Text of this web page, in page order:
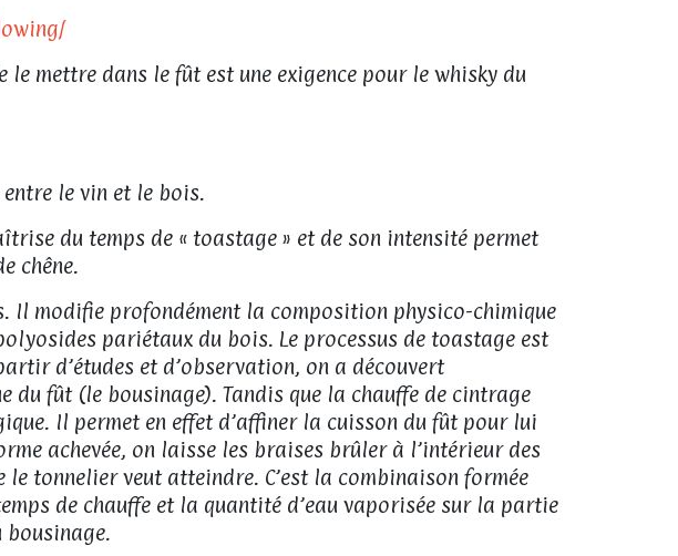
mettre dans le fût est une exigence pour le whisky du
le vin et le bois.
du temps de « toastage » et de son intensité permet
chêne.
Il modifie profondément la composition physico-chimique
pariétaux du bois. Le processus de toastage est
d’études et d’observation, on a découvert
fût (le bousinage). Tandis que la chauffe de cintrage
Il permet en effet d’affiner la cuisson du fût pour lui
achevée, on laisse les braises brûler à l’intérieur des
tonnelier veut atteindre. C’est la combinaison formée
de chauffe et la quantité d’eau vaporisée sur la partie